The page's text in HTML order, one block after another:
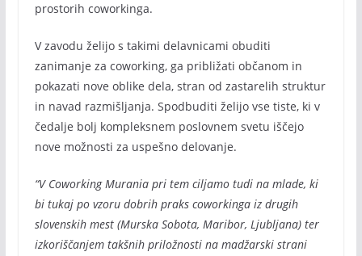
prostorih coworkinga.
V zavodu želijo s takimi delavnicami obuditi
zanimanje za coworking, ga približati občanom in
pokazati nove oblike dela, stran od zastarelih struktur
in navad razmišljanja. Spodbuditi želijo vse tiste, ki v
čedalje bolj kompleksnem poslovnem svetu iščejo
nove možnosti za uspešno delovanje.
“V Coworking Murania pri tem ciljamo tudi na mlade, ki
bi tukaj po vzoru dobrih praks coworkinga iz drugih
slovenskih mest (Murska Sobota, Maribor, Ljubljana) ter
izkoriščanjem takšnih priložnosti na madžarski strani